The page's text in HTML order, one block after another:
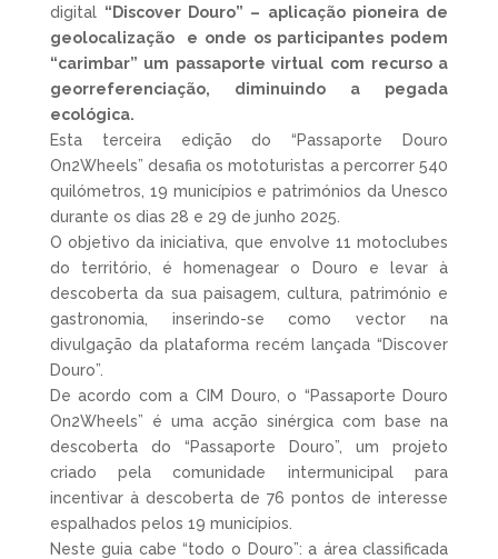
digital “Discover Douro” – aplicação pioneira de
geolocalização e onde os participantes podem
“carimbar” um passaporte virtual com recurso a
georreferenciação, diminuindo a pegada
ecológica.
Esta terceira edição do “Passaporte Douro
On2Wheels” desafia os mototuristas a percorrer 540
quilómetros, 19 municípios e patrimónios da Unesco
durante os dias 28 e 29 de junho 2025.
O objetivo da iniciativa, que envolve 11 motoclubes
do território, é homenagear o Douro e levar à
descoberta da sua paisagem, cultura, património e
gastronomia, inserindo-se como vector na
divulgação da plataforma recém lançada “Discover
Douro”.
De acordo com a CIM Douro, o “Passaporte Douro
On2Wheels” é uma acção sinérgica com base na
descoberta do “Passaporte Douro”, um projeto
criado pela comunidade intermunicipal para
incentivar à descoberta de 76 pontos de interesse
espalhados pelos 19 municípios.
Neste guia cabe “todo o Douro”: a área classificada